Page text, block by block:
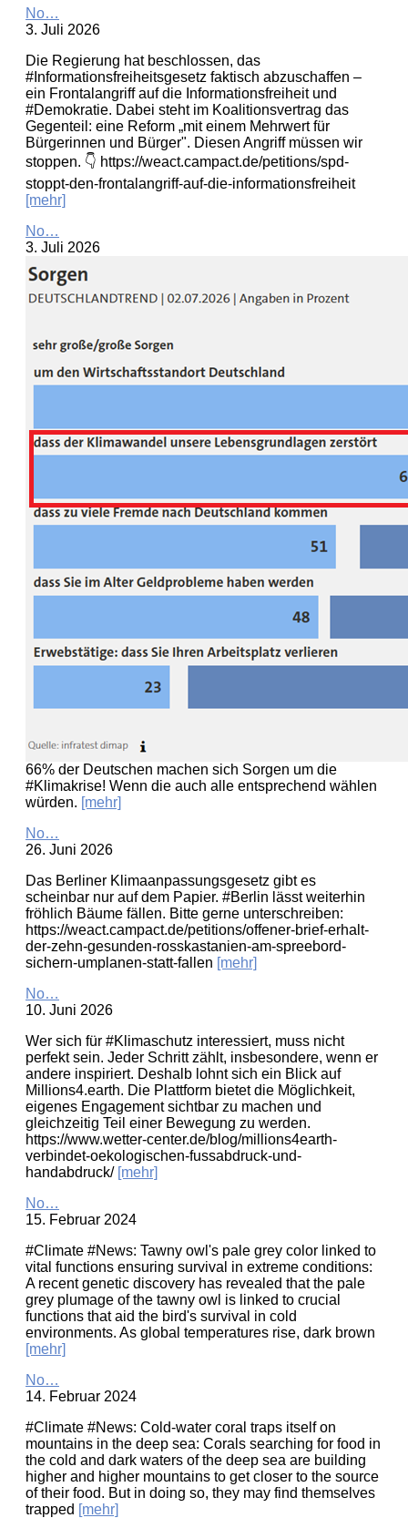
No…
3. Juli 2026
Die Regierung hat beschlossen, das
#Informationsfreiheitsgesetz faktisch abzuschaffen –
ein Frontalangriff auf die Informationsfreiheit und
#Demokratie. Dabei steht im Koalitionsvertrag das
Gegenteil: eine Reform „mit einem Mehrwert für
Bürgerinnen und Bürger". Diesen Angriff müssen wir
stoppen. 👇 https://weact.campact.de/petitions/spd-
stoppt-den-frontalangriff-auf-die-informationsfreiheit
[mehr]
No…
3. Juli 2026
66% der Deutschen machen sich Sorgen um die
#Klimakrise! Wenn die auch alle entsprechend wählen
würden. [mehr]
No…
26. Juni 2026
Das Berliner Klimaanpassungsgesetz gibt es
scheinbar nur auf dem Papier. #Berlin lässt weiterhin
fröhlich Bäume fällen. Bitte gerne unterschreiben:
https://weact.campact.de/petitions/offener-brief-erhalt-
der-zehn-gesunden-rosskastanien-am-spreebord-
sichern-umplanen-statt-fallen [mehr]
No…
10. Juni 2026
Wer sich für #Klimaschutz interessiert, muss nicht
perfekt sein. Jeder Schritt zählt, insbesondere, wenn er
andere inspiriert. Deshalb lohnt sich ein Blick auf
Millions4.earth. Die Plattform bietet die Möglichkeit,
eigenes Engagement sichtbar zu machen und
gleichzeitig Teil einer Bewegung zu werden.
https://www.wetter-center.de/blog/millions4earth-
verbindet-oekologischen-fussabdruck-und-
handabdruck/ [mehr]
No…
15. Februar 2024
#Climate #News: Tawny owl's pale grey color linked to
vital functions ensuring survival in extreme conditions:
A recent genetic discovery has revealed that the pale
grey plumage of the tawny owl is linked to crucial
functions that aid the bird's survival in cold
environments. As global temperatures rise, dark brown
[mehr]
No…
14. Februar 2024
#Climate #News: Cold-water coral traps itself on
mountains in the deep sea: Corals searching for food in
the cold and dark waters of the deep sea are building
higher and higher mountains to get closer to the source
of their food. But in doing so, they may find themselves
trapped [mehr]